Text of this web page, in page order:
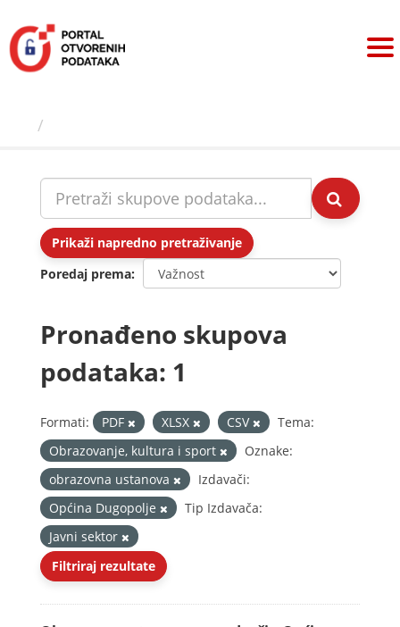
sadržaj
Prikaži napredno pretraživanje
Poredaj prema
Pronađeno skupova
podataka: 1
Formati: PDF XLSX CSV
Tema:
Obrazovanje, kultura i sport
Oznake:
obrazovna ustanova
Izdavači:
Općina Dugopolje
Tip Izdavača:
Javni sektor
Filtriraj rezultate